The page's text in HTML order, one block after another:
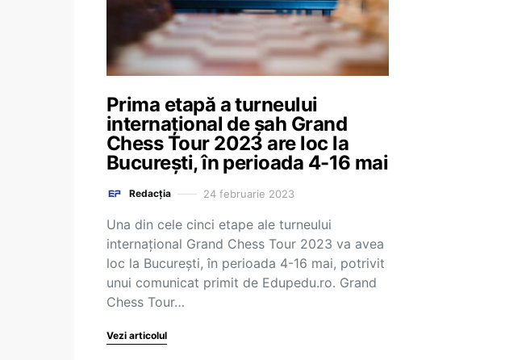
Prima etapă a turneului
internațional de șah Grand
Chess Tour 2023 are loc la
București, în perioada 4-16 mai
Redacția 24 februarie 2023
Una din cele cinci etape ale turneului
internațional Grand Chess Tour 2023 va avea
loc la București, în perioada 4-16 mai, potrivit
unui comunicat primit de Edupedu.ro. Grand
Chess Tour…
Vezi articolul